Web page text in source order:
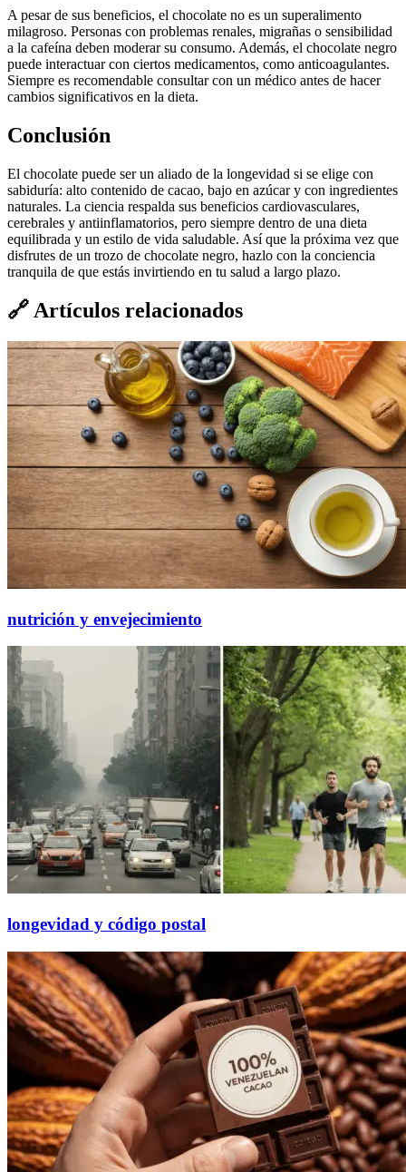
A pesar de sus beneficios, el chocolate no es un superalimento
milagroso. Personas con problemas renales, migrañas o sensibilidad
a la cafeína deben moderar su consumo. Además, el chocolate negro
puede interactuar con ciertos medicamentos, como anticoagulantes.
Siempre es recomendable consultar con un médico antes de hacer
cambios significativos en la dieta.
Conclusión
El chocolate puede ser un aliado de la longevidad si se elige con
sabiduría: alto contenido de cacao, bajo en azúcar y con ingredientes
naturales. La ciencia respalda sus beneficios cardiovasculares,
cerebrales y antiinflamatorios, pero siempre dentro de una dieta
equilibrada y un estilo de vida saludable. Así que la próxima vez que
disfrutes de un trozo de chocolate negro, hazlo con la conciencia
tranquila de que estás invirtiendo en tu salud a largo plazo.
🔗 Artículos relacionados
nutrición y envejecimiento
longevidad y código postal